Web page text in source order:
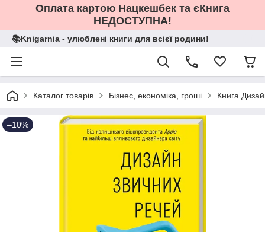
Оплата картою Нацкешбек та єКнига
НЕДОСТУПНА!
📚Knigarnia - улюблені книги для всієї родини!
Каталог товарів Бізнес, економіка, гроші Книга
–10%